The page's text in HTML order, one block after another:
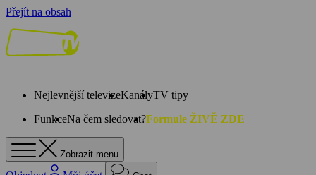
Přejít na obsah
Nejlevnější televizeKanályTV tipy
FunkceNa čem sledovat?Formule ŽIVĚ ZDE
Zobrazit menu